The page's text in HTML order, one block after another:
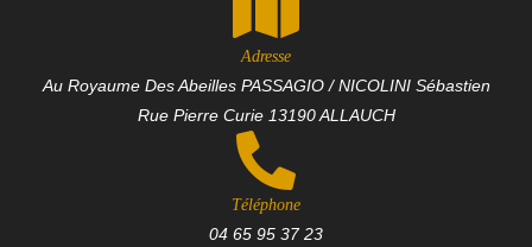
Adresse
Au Royaume Des Abeilles PASSAGIO / NICOLINI Sébastien
Rue Pierre Curie 13190 ALLAUCH
Téléphone
04 65 95 37 23